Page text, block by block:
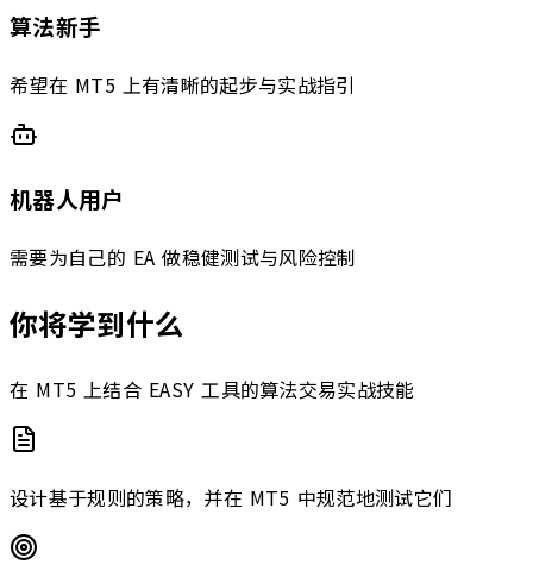
算法新手
希望在 MT5 上有清晰的起步与实战指引
机器人用户
需要为自己的 EA 做稳健测试与风险控制
你将学到什么
在 MT5 上结合 EASY 工具的算法交易实战技能
设计基于规则的策略，并在 MT5 中规范地测试它们